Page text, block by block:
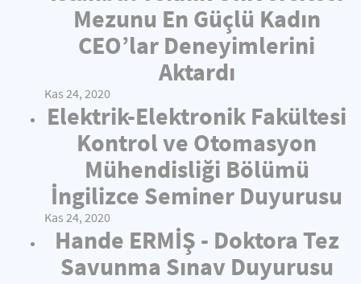
Mezunu En Güçlü Kadın
CEO’lar Deneyimlerini
Aktardı
Kas 24, 2020
Elektrik-Elektronik Fakültesi
Kontrol ve Otomasyon
Mühendisliği Bölümü
İngilizce Seminer Duyurusu
Kas 24, 2020
Hande ERMİŞ - Doktora Tez
Savunma Sınav Duyurusu